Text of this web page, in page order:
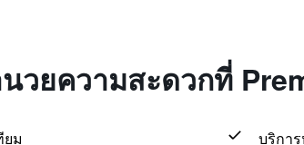
วยความสะดวกที่
ยม
บริกา